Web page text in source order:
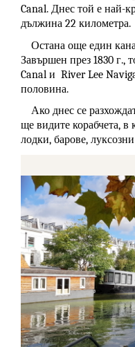
Canal. Днес той е най-
дължина 22 километра.
Остана още един
Завършен през 1830 г.,
Canal и River Lee
половина.
Ако днес се
ще видите корабчета, в
лодки, барове,